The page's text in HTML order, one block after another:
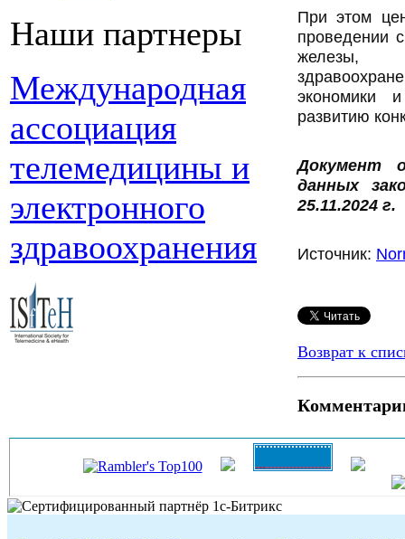
Наши партнеры
Международная
ассоциация
телемедицины и
электронного
здравоохранения
При этом
проведении
железы,
экономики
развитию
Документ
данных
25.11.2024 г.
Источник:
Подробнее:
Возврат к